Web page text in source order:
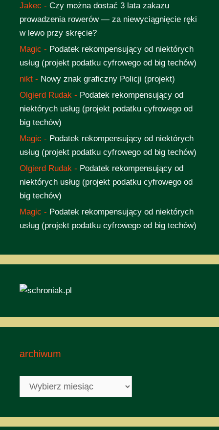
Jakec - Czy można dostać 3 lata zakazu
prowadzenia rowerów — za niewyciągnięcie ręki
w lewo przy skręcie?
Magic - Podatek rekompensujący od niektórych
usług (projekt podatku cyfrowego od big techów)
nikt - Nowy znak graficzny Policji (projekt)
Olgierd Rudak - Podatek rekompensujący od
niektórych usług (projekt podatku cyfrowego od
big techów)
Magic - Podatek rekompensujący od niektórych
usług (projekt podatku cyfrowego od big techów)
Olgierd Rudak - Podatek rekompensujący od
niektórych usług (projekt podatku cyfrowego od
big techów)
Magic - Podatek rekompensujący od niektórych
usług (projekt podatku cyfrowego od big techów)
archiwum
archiwum